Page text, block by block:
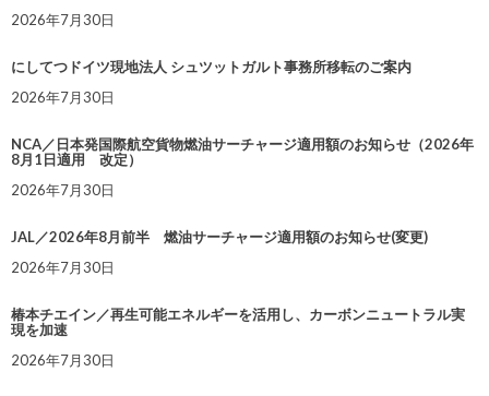
2026年7月30日
にしてつドイツ現地法人 シュツットガルト事務所移転のご案内
2026年7月30日
NCA／日本発国際航空貨物燃油サーチャージ適用額のお知らせ（2026年
8月1日適用 改定）
2026年7月30日
JAL／2026年8月前半 燃油サーチャージ適用額のお知らせ(変更)
2026年7月30日
椿本チエイン／再生可能エネルギーを活用し、カーボンニュートラル実
現を加速
2026年7月30日